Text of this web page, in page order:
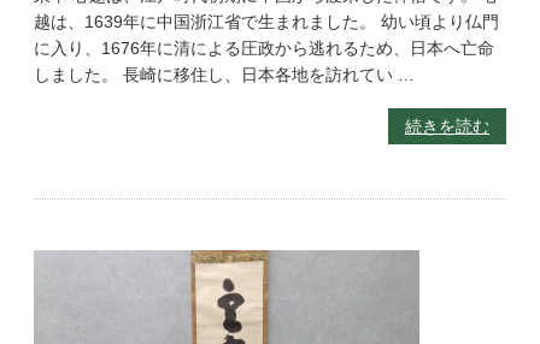
越は、1639年に中国浙江省で生まれました。 幼い頃より仏門
に入り、1676年に清による圧政から逃れるため、日本へ亡命
しました。 長崎に移住し、日本各地を訪れてい …
続きを読む